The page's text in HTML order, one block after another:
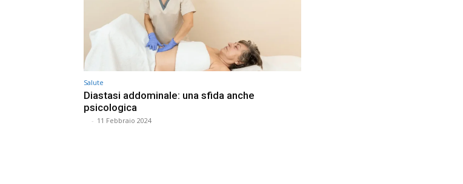
Salute
Diastasi addominale: una sfida anche
psicologica
- 11 Febbraio 2024